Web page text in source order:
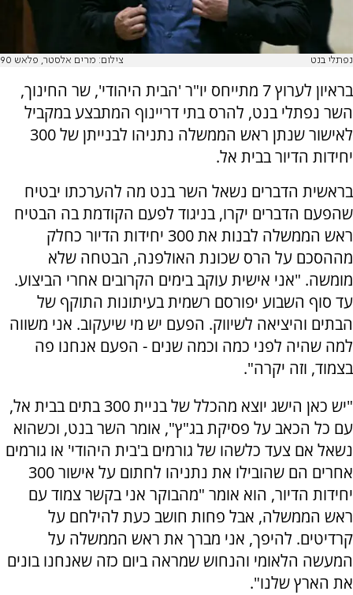
נפתלי בנט צילום: מרים אלסטר, פלאש 90
בראיון לערוץ 7 מתייחס יו"ר 'הבית היהודי', שר החינוך,
השר נפתלי בנט, להרס בתי דריינוף המתבצע במקביל
לאישור שנתן ראש הממשלה נתניהו לבנייתן של 300
יחידות הדיור בבית אל.
בראשית הדברים נשאל השר בנט מה להערכתו יבטיח
שהפעם הדברים יקרו, בניגוד לפעם הקודמת בה הבטיח
ראש הממשלה לבנות את 300 יחידות הדיור כחלק
מההסכם על הרס שכונת האולפנה, הבטחה שלא
מומשה. "אני אישית עוקב בימים הקרובים אחרי הביצוע.
עד סוף השבוע יפורסם רשמית בעיתונות התוקף של
הבתים והיציאה לשיווק. הפעם יש מי שיעקוב. אני משווה
למה שהיה לפני כמה וכמה שנים - הפעם אנחנו פה
בצמוד, וזה יקרה".
"יש כאן הישג יוצא מהכלל של בניית 300 בתים בבית אל,
עם כל הכאב על פסיקת בג"ץ", אומר השר בנט, וכשהוא
נשאל אם צעד כלשהו של גורמים ב'בית היהודי' או גורמים
אחרים הם שהובילו את נתניהו לחתום על אישור 300
יחידות הדיור, הוא אומר "מהבוקר אני בקשר צמוד עם
ראש הממשלה, אבל פחות חושב כעת להילחם על
קרדיטים. להיפך, אני מברך את ראש הממשלה על
המעשה הלאומי והנחוש שמראה ביום כזה שאנחנו בונים
את הארץ שלנו".